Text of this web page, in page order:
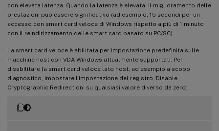
con elevata latenza. Quando la latenza è elevata, il miglioramento delle
prestazioni può essere significativo (ad esempio, 15 secondi per un
accesso con smart card veloce di Windows rispetto a più di 1 minuto
con il reindirizzamento delle smart card basato su PC/SC).
La smart card veloce è abilitata per impostazione predefinita sulle
macchine host con VDA Windows attualmente supportati. Per
disabilitare la smart card veloce lato host, ad esempio a scopo
diagnostico, impostare l’impostazione del registro ‘Disable
Cryptographic Redirection’ su qualsiasi valore diverso da zero: